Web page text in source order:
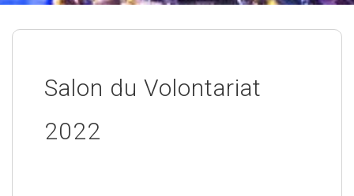
Salon du Volontariat
2022